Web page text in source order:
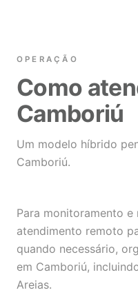
OPERAÇÃO
Como
Camboriú
Um modelo híbrido
Camboriú.
Para monitoramento
atendimento remoto
quando necessário,
em Camboriú,
Areias.